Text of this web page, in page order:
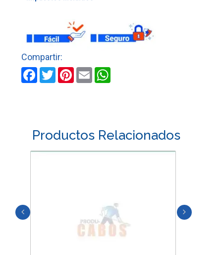
cantidad
Facebook
TwitterPinterest
EmailWhatsApp
Productos Relacionados